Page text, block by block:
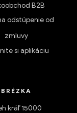
B2B
odstúpenie od
zmluvy
si aplikáciu
BRÉZKA
kráľ 15000